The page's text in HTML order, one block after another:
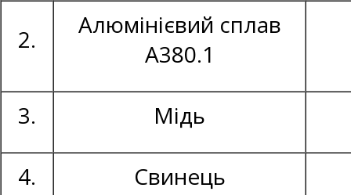
2.
Алюмінієвий сплав
А380.1
3. Мідь
4. Свинець